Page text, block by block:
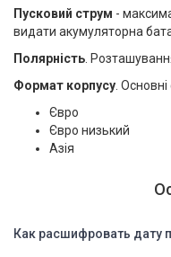
Пусковий струм -
видати акумуляторна
Полярність .
Формат корпусу .
Євро
Євро низький
Азія
Как расшифровать дату